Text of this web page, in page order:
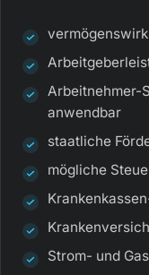
Arbeitnehmer-
anwendbar
staatliche
mögliche
Strom- und